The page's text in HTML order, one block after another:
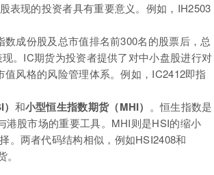
表现的投资者具有重要意义。例如，IH2503
成份股及总市值排名前300名的股票后，总
。IC期货为投资者提供了对中小盘股进行对
风格的风险管理体系。例如，IC2412即指
和小型恒生指数期货（MHI） 。恒生指数是
港股市场的重要工具。MHI则是HSI的缩小
。两者代码结构相似，例如HSI2408和